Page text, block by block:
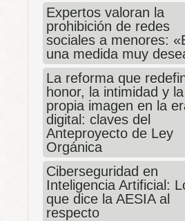
Expertos valoran la
prohibición de redes
sociales a menores:
una medida muy
La reforma que
honor, la intimidad y la
propia imagen en la
digital: claves del
Anteproyecto de Ley
Orgánica
Ciberseguridad en
Inteligencia Artificial:
que dice la AESIA al
respecto